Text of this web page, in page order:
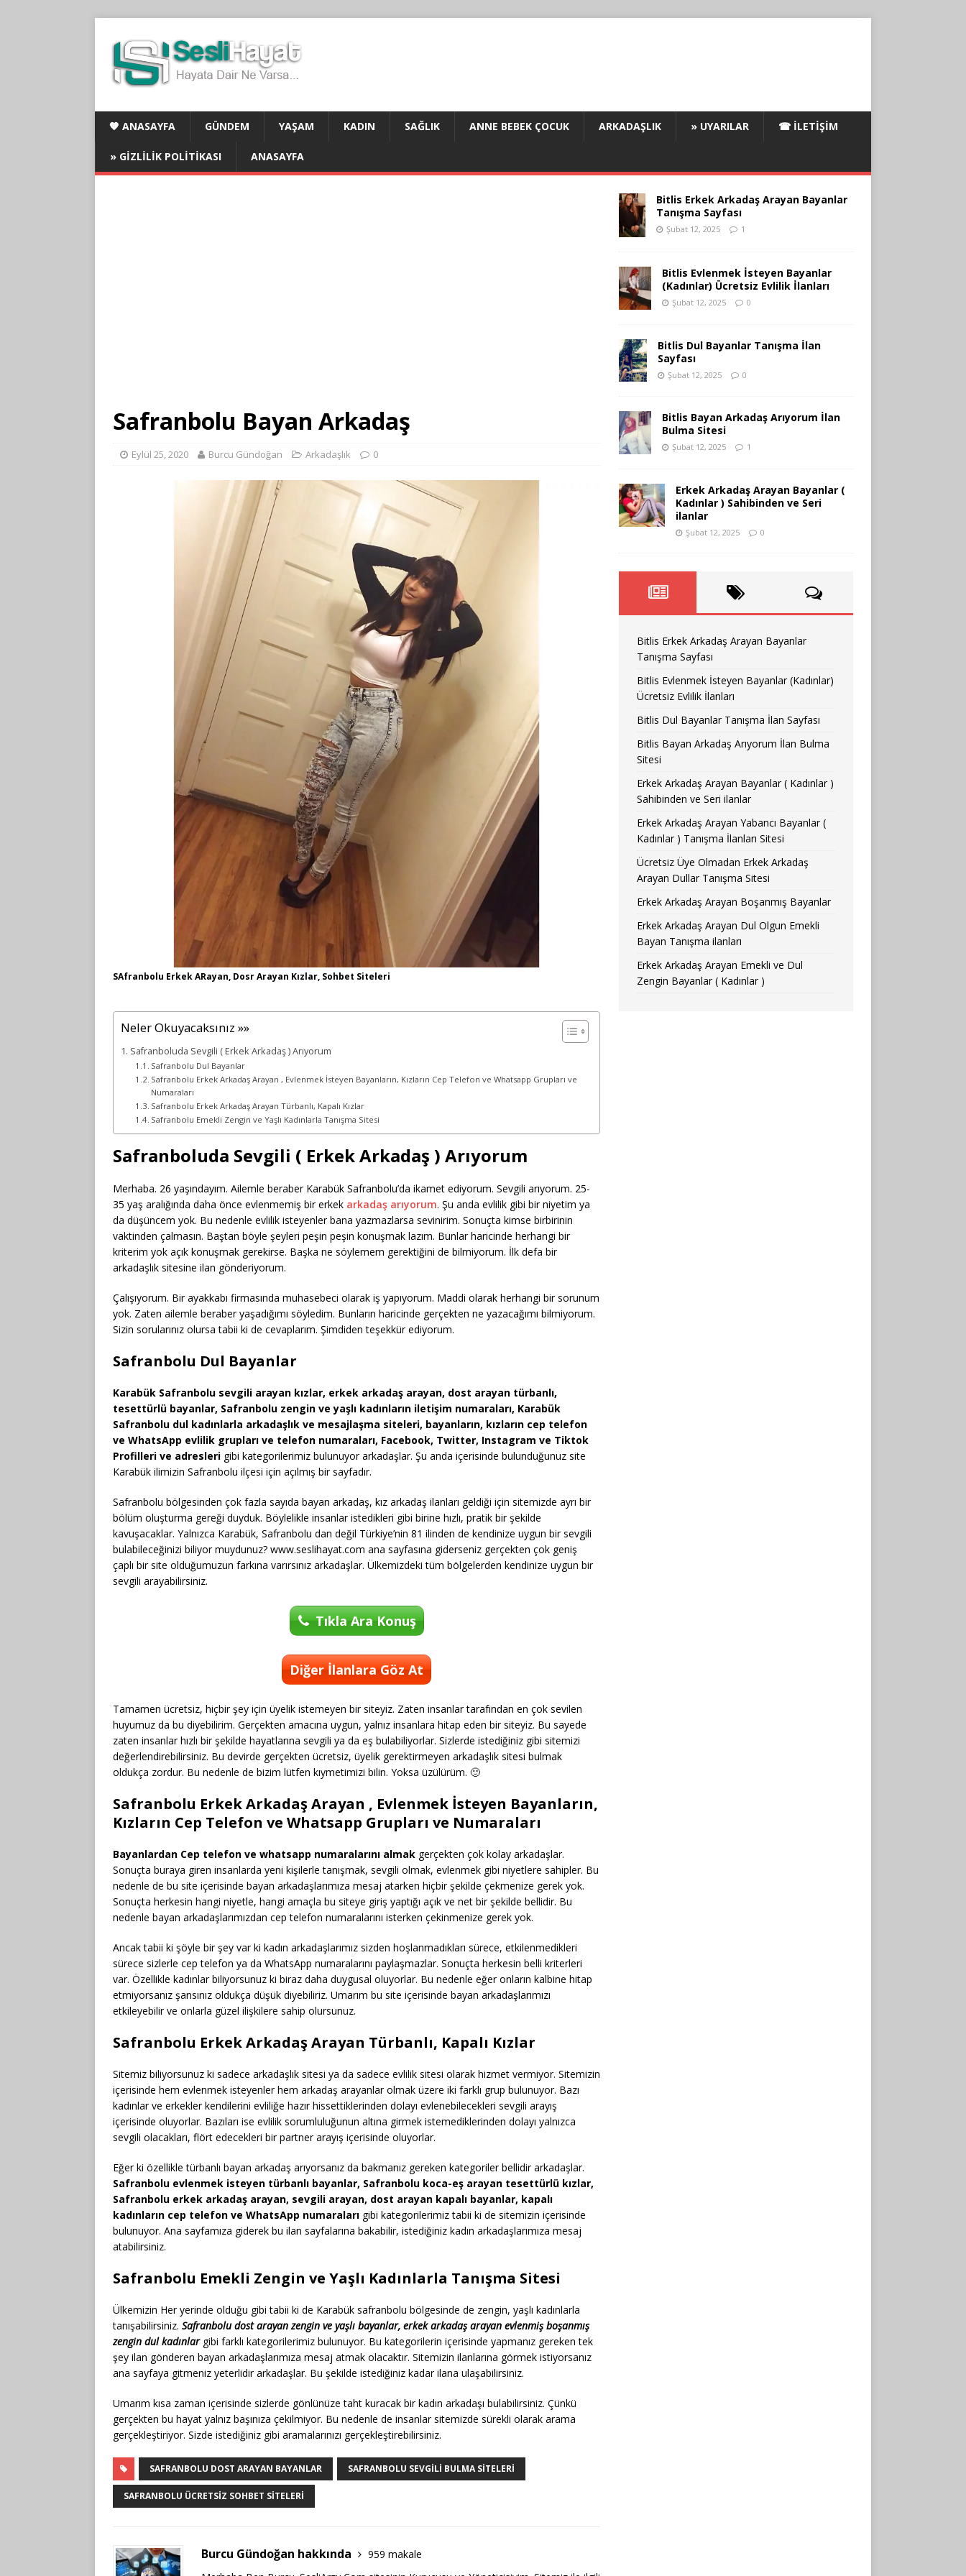
🧡 ANASAYFA GÜNDEM YAŞAM KADIN SAĞLIK ANNE BEBEK ÇOCUK ARKADAŞLIK » UYARILAR ☎ İLETIŞIM
» GIZLILIK POLITIKASI ANASAYFA
Safranbolu Bayan Arkadaş
Eylül 25, 2020 Burcu Gündoğan Arkadaşlık 0
SAfranbolu Erkek ARayan, Dosr Arayan Kızlar, Sohbet Siteleri
Neler Okuyacaksınız »»
Safranboluda Sevgili ( Erkek Arkadaş ) Arıyorum
Safranbolu Dul Bayanlar
Safranbolu Erkek Arkadaş Arayan , Evlenmek İsteyen Bayanların, Kızların Cep Telefon ve Whatsapp Grupları ve
Numaraları
Safranbolu Erkek Arkadaş Arayan Türbanlı, Kapalı Kızlar
Safranbolu Emekli Zengin ve Yaşlı Kadınlarla Tanışma Sitesi
Safranboluda Sevgili ( Erkek Arkadaş ) Arıyorum
Merhaba. 26 yaşındayım. Ailemle beraber Karabük Safranbolu’da ikamet ediyorum. Sevgili arıyorum. 25-
35 yaş aralığında daha önce evlenmemiş bir erkek arkadaş arıyorum. Şu anda evlilik gibi bir niyetim ya
da düşüncem yok. Bu nedenle evlilik isteyenler bana yazmazlarsa sevinirim. Sonuçta kimse birbirinin
vaktinden çalmasın. Baştan böyle şeyleri peşin peşin konuşmak lazım. Bunlar haricinde herhangi bir
kriterim yok açık konuşmak gerekirse. Başka ne söylemem gerektiğini de bilmiyorum. İlk defa bir
arkadaşlık sitesine ilan gönderiyorum.
Çalışıyorum. Bir ayakkabı firmasında muhasebeci olarak iş yapıyorum. Maddi olarak herhangi bir sorunum
yok. Zaten ailemle beraber yaşadığımı söyledim. Bunların haricinde gerçekten ne yazacağımı bilmiyorum.
Sizin sorularınız olursa tabii ki de cevaplarım. Şimdiden teşekkür ediyorum.
Safranbolu Dul Bayanlar
Karabük Safranbolu sevgili arayan kızlar, erkek arkadaş arayan, dost arayan türbanlı,
tesettürlü bayanlar, Safranbolu zengin ve yaşlı kadınların iletişim numaraları, Karabük
Safranbolu dul kadınlarla arkadaşlık ve mesajlaşma siteleri, bayanların, kızların cep telefon
ve WhatsApp evlilik grupları ve telefon numaraları, Facebook, Twitter, Instagram ve Tiktok
Profilleri ve adresleri gibi kategorilerimiz bulunuyor arkadaşlar. Şu anda içerisinde bulunduğunuz site
Karabük ilimizin Safranbolu ilçesi için açılmış bir sayfadır.
Safranbolu bölgesinden çok fazla sayıda bayan arkadaş, kız arkadaş ilanları geldiği için sitemizde ayrı bir
bölüm oluşturma gereği duyduk. Böylelikle insanlar istedikleri gibi birine hızlı, pratik bir şekilde
kavuşacaklar. Yalnızca Karabük, Safranbolu dan değil Türkiye’nin 81 ilinden de kendinize uygun bir sevgili
bulabileceğinizi biliyor muydunuz? www.seslihayat.com ana sayfasına giderseniz gerçekten çok geniş
çaplı bir site olduğumuzun farkına varırsınız arkadaşlar. Ülkemizdeki tüm bölgelerden kendinize uygun bir
sevgili arayabilirsiniz.
Tıkla Ara Konuş
Diğer İlanlara Göz At
Tamamen ücretsiz, hiçbir şey için üyelik istemeyen bir siteyiz. Zaten insanlar tarafından en çok sevilen
huyumuz da bu diyebilirim. Gerçekten amacına uygun, yalnız insanlara hitap eden bir siteyiz. Bu sayede
zaten insanlar hızlı bir şekilde hayatlarına sevgili ya da eş bulabiliyorlar. Sizlerde istediğiniz gibi sitemizi
değerlendirebilirsiniz. Bu devirde gerçekten ücretsiz, üyelik gerektirmeyen arkadaşlık sitesi bulmak
oldukça zordur. Bu nedenle de bizim lütfen kıymetimizi bilin. Yoksa üzülürüm. 🙂
Safranbolu Erkek Arkadaş Arayan , Evlenmek İsteyen Bayanların,
Kızların Cep Telefon ve Whatsapp Grupları ve Numaraları
Bayanlardan Cep telefon ve whatsapp numaralarını almak gerçekten çok kolay arkadaşlar.
Sonuçta buraya giren insanlarda yeni kişilerle tanışmak, sevgili olmak, evlenmek gibi niyetlere sahipler. Bu
nedenle de bu site içerisinde bayan arkadaşlarımıza mesaj atarken hiçbir şekilde çekmenize gerek yok.
Sonuçta herkesin hangi niyetle, hangi amaçla bu siteye giriş yaptığı açık ve net bir şekilde bellidir. Bu
nedenle bayan arkadaşlarımızdan cep telefon numaralarını isterken çekinmenize gerek yok.
Ancak tabii ki şöyle bir şey var ki kadın arkadaşlarımız sizden hoşlanmadıkları sürece, etkilenmedikleri
sürece sizlerle cep telefon ya da WhatsApp numaralarını paylaşmazlar. Sonuçta herkesin belli kriterleri
var. Özellikle kadınlar biliyorsunuz ki biraz daha duygusal oluyorlar. Bu nedenle eğer onların kalbine hitap
etmiyorsanız şansınız oldukça düşük diyebiliriz. Umarım bu site içerisinde bayan arkadaşlarımızı
etkileyebilir ve onlarla güzel ilişkilere sahip olursunuz.
Safranbolu Erkek Arkadaş Arayan Türbanlı, Kapalı Kızlar
Sitemiz biliyorsunuz ki sadece arkadaşlık sitesi ya da sadece evlilik sitesi olarak hizmet vermiyor. Sitemizin
içerisinde hem evlenmek isteyenler hem arkadaş arayanlar olmak üzere iki farklı grup bulunuyor. Bazı
kadınlar ve erkekler kendilerini evliliğe hazır hissettiklerinden dolayı evlenebilecekleri sevgili arayış
içerisinde oluyorlar. Bazıları ise evlilik sorumluluğunun altına girmek istemediklerinden dolayı yalnızca
sevgili olacakları, flört edecekleri bir partner arayış içerisinde oluyorlar.
Eğer ki özellikle türbanlı bayan arkadaş arıyorsanız da bakmanız gereken kategoriler bellidir arkadaşlar.
Safranbolu evlenmek isteyen türbanlı bayanlar, Safranbolu koca-eş arayan tesettürlü kızlar,
Safranbolu erkek arkadaş arayan, sevgili arayan, dost arayan kapalı bayanlar, kapalı
kadınların cep telefon ve WhatsApp numaraları gibi kategorilerimiz tabii ki de sitemizin içerisinde
bulunuyor. Ana sayfamıza giderek bu ilan sayfalarına bakabilir, istediğiniz kadın arkadaşlarımıza mesaj
atabilirsiniz.
Safranbolu Emekli Zengin ve Yaşlı Kadınlarla Tanışma Sitesi
Ülkemizin Her yerinde olduğu gibi tabii ki de Karabük safranbolu bölgesinde de zengin, yaşlı kadınlarla
tanışabilirsiniz. Safranbolu dost arayan zengin ve yaşlı bayanlar, erkek arkadaş arayan evlenmiş boşanmış
zengin dul kadınlargibi farklı kategorilerimiz bulunuyor. Bu kategorilerin içerisinde yapmanız gereken tek
şey ilan gönderen bayan arkadaşlarımıza mesaj atmak olacaktır. Sitemizin ilanlarına görmek istiyorsanız
ana sayfaya gitmeniz yeterlidir arkadaşlar. Bu şekilde istediğiniz kadar ilana ulaşabilirsiniz.
Umarım kısa zaman içerisinde sizlerde gönlünüze taht kuracak bir kadın arkadaşı bulabilirsiniz. Çünkü
gerçekten bu hayat yalnız başınıza çekilmiyor. Bu nedenle de insanlar sitemizde sürekli olarak arama
gerçekleştiriyor. Sizde istediğiniz gibi aramalarınızı gerçekleştirebilirsiniz.
SAFRANBOLU DOST ARAYAN BAYANLAR SAFRANBOLU SEVGILI BULMA SITELERI
SAFRANBOLU ÜCRETSIZ SOHBET SITELERI
Burcu Gündoğan hakkında
959 makale
Bitlis Erkek Arkadaş Arayan Bayanlar
Tanışma Sayfası
Şubat 12, 2025 1
Bitlis Evlenmek İsteyen Bayanlar
(Kadınlar) Ücretsiz Evlilik İlanları
Şubat 12, 2025 0
Bitlis Dul Bayanlar Tanışma İlan
Sayfası
Şubat 12, 2025 0
Bitlis Bayan Arkadaş Arıyorum İlan
Bulma Sitesi
Şubat 12, 2025 1
Erkek Arkadaş Arayan Bayanlar (
Kadınlar ) Sahibinden ve Seri
ilanlar
Şubat 12, 2025 0
Bitlis Erkek Arkadaş Arayan Bayanlar
Tanışma Sayfası
Bitlis Evlenmek İsteyen Bayanlar (Kadınlar)
Ücretsiz Evlilik İlanları
Bitlis Dul Bayanlar Tanışma İlan Sayfası
Bitlis Bayan Arkadaş Arıyorum İlan Bulma
Sitesi
Erkek Arkadaş Arayan Bayanlar ( Kadınlar )
Sahibinden ve Seri ilanlar
Erkek Arkadaş Arayan Yabancı Bayanlar (
Kadınlar ) Tanışma İlanları Sitesi
Ücretsiz Üye Olmadan Erkek Arkadaş
Arayan Dullar Tanışma Sitesi
Erkek Arkadaş Arayan Boşanmış Bayanlar
Erkek Arkadaş Arayan Dul Olgun Emekli
Bayan Tanışma ilanları
Erkek Arkadaş Arayan Emekli ve Dul
Zengin Bayanlar ( Kadınlar )